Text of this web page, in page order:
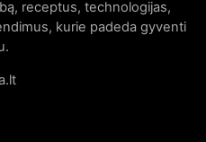
receptus, technologijas,
kurie padeda gyventi